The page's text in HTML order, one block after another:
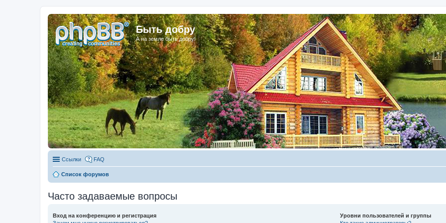
Быть добру
А на земле быть добру!
Ссылки FAQ
Список форумов
Часто задаваемые вопросы
Вход на конференцию и регистрация
Уровни пользователей и группы